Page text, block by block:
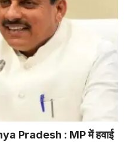
Pradesh : MP में हवाई